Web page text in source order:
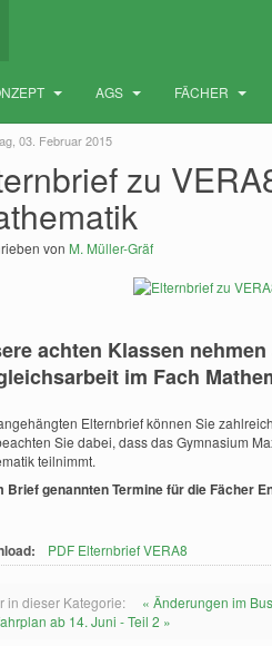
AGS FÄCHER
03. Februar 2015
zu
von M. Müller-Gräf
achten Klassen
im Fach
Elternbrief können Sie
Sie dabei, dass das Gymnasium
teilnimmt.
Brief genannten Termine für die Fächer
PDF Elternbrief VERA8
in dieser Kategorie: « Änderungen im
ab 14. Juni - Teil 2 »